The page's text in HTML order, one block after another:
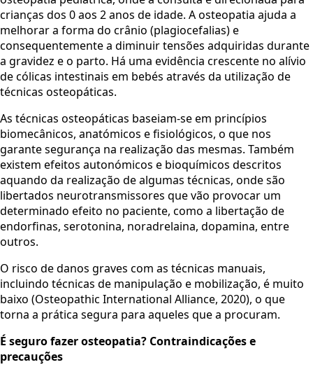
crianças dos 0 aos 2 anos de idade. A osteopatia ajuda a
melhorar a forma do crânio (plagiocefalias) e
consequentemente a diminuir tensões adquiridas durante
a gravidez e o parto. Há uma evidência crescente no alívio
de cólicas intestinais em bebés através da utilização de
técnicas osteopáticas.
As técnicas osteopáticas baseiam-se em princípios
biomecânicos, anatómicos e fisiológicos, o que nos
garante segurança na realização das mesmas. Também
existem efeitos autonómicos e bioquímicos descritos
aquando da realização de algumas técnicas, onde são
libertados neurotransmissores que vão provocar um
determinado efeito no paciente, como a libertação de
endorfinas, serotonina, noradrelaina, dopamina, entre
outros.
O risco de danos graves com as técnicas manuais,
incluindo técnicas de manipulação e mobilização, é muito
baixo (Osteopathic International Alliance, 2020), o que
torna a prática segura para aqueles que a procuram.
É seguro fazer osteopatia? Contraindicações e
precauções